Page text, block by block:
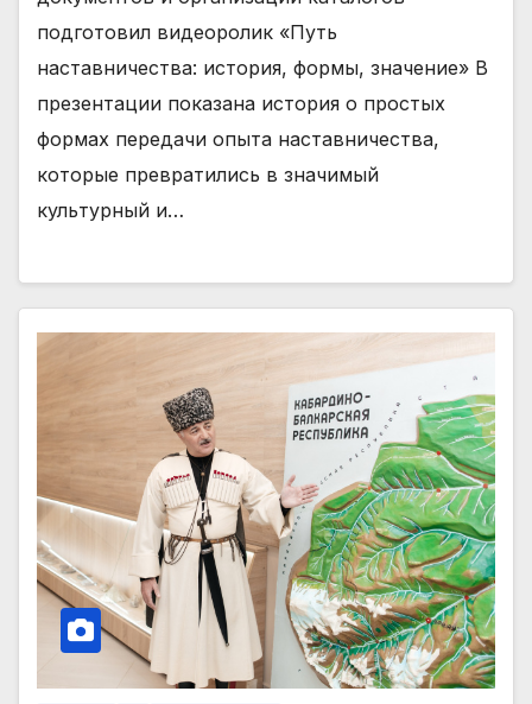
подготовил видеоролик «Путь
наставничества: история, формы, значение» В
презентации показана история о простых
формах передачи опыта наставничества,
которые превратились в значимый
культурный и…